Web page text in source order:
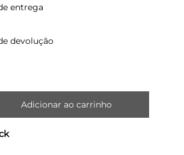
entrega
devolução
Adicionar ao carrinho